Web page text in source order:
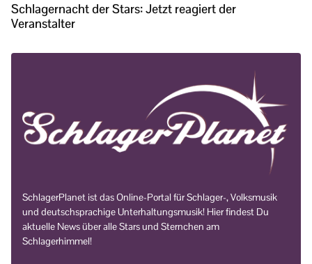
Schlagernacht der Stars: Jetzt reagiert der
Veranstalter
SchlagerPlanet ist das Online-Portal für Schlager-, Volksmusik
und deutschsprachige Unterhaltungsmusik! Hier findest Du
aktuelle News über alle Stars und Sternchen am
Schlagerhimmel!